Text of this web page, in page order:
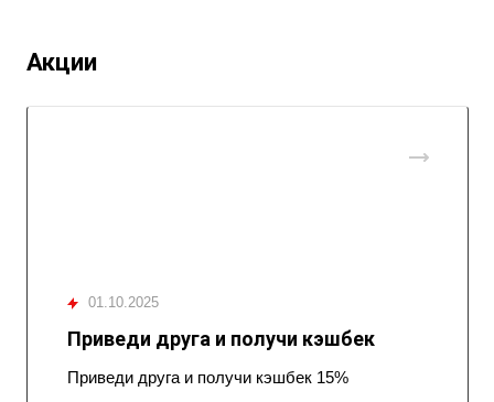
Акции
01.10.2025
Приведи друга и получи кэшбек
Приведи друга и получи кэшбек 15%